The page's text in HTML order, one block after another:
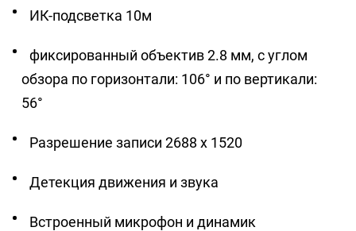
info@glazok.kz
ИК-подсветка 10м
фиксированный объектив 2.8 мм, c углом
обзора по горизонтали: 106° и по вертикали:
56°
Разрешение записи 2688 x 1520
Детекция движения и звука
Встроенный микрофон и динамик